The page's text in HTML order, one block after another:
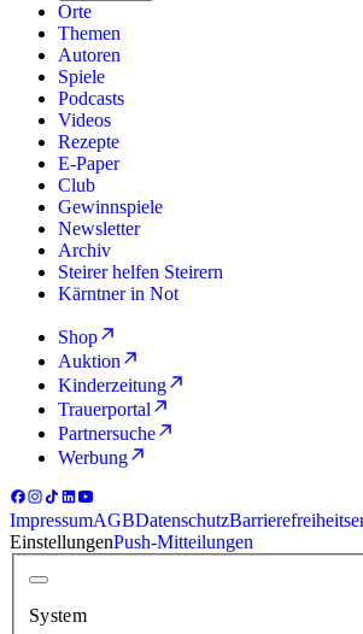
Orte
Themen
Autoren
Spiele
Podcasts
Videos
Rezepte
E-Paper
Club
Gewinnspiele
Newsletter
Archiv
Steirer helfen Steirern
Kärntner in Not
Shop
Auktion
Kinderzeitung
Trauerportal
Partnersuche
Werbung
ImpressumAGBDatenschutz
EinstellungenPush-Mitteilungen
System